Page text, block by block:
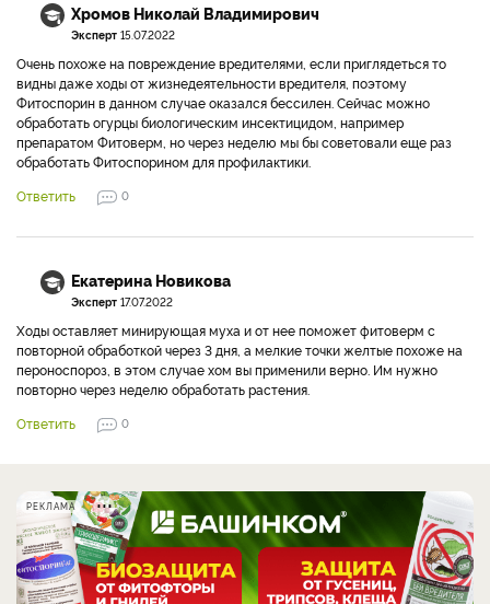
Хромов Николай Владимирович
Эксперт 15.07.2022
Очень похоже на повреждение вредителями, если приглядеться то
видны даже ходы от жизнедеятельности вредителя, поэтому
Фитоспорин в данном случае оказался бессилен. Сейчас можно
обработать огурцы биологическим инсектицидом, например
препаратом Фитоверм, но через неделю мы бы советовали еще раз
обработать Фитоспорином для профилактики.
Ответить
0
Екатерина Новикова
Эксперт 17.07.2022
Ходы оставляет минирующая муха и от нее поможет фитоверм с
повторной обработкой через 3 дня, а мелкие точки желтые похоже на
пероноспороз, в этом случае хом вы применили верно. Им нужно
повторно через неделю обработать растения.
Ответить
0
РЕКЛАМА